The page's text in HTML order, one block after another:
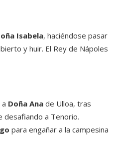
Isabela, haciéndose pasar
y huir. El Rey de Nápoles
Doña Ana de Ulloa, tras
desafiando a Tenorio.
para engañar a la campesina